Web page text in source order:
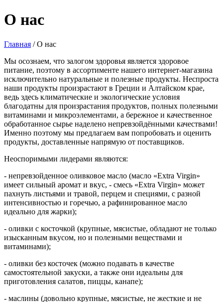
О нас
Главная / О нас
Мы осознаем, что залогом здоровья является здоровое
питание, поэтому в ассортименте нашего интернет-магазина
исключительно натуральные и полезные продукты. Неспроста
наши продукты произрастают в Греции и Алтайском крае,
ведь здесь климатические и экологические условия
благодатны для произрастания продуктов, полных полезными
витаминами и микроэлементами, а бережное и качественное
обработанное сырье наделено непревзойдёнными качествами!
Именно поэтому мы предлагаем вам попробовать и оценить
продукты, доставленные напрямую от поставщиков.
Неоспоримыми лидерами являются:
- непревзойденное оливковое масло (масло «Extra Virgin»
имеет сильный аромат и вкус, - смесь «Extra Virgin» может
пахнуть листьями и травой, перцем и специями, с разной
интенсивностью и горечью, а рафинированное масло
идеально для жарки);
- оливки с косточкой (крупные, мясистые, обладают не только
изысканным вкусом, но и полезными веществами и
витаминами);
- оливки без косточек (можно подавать в качестве
самостоятельной закуски, а также они идеальны для
приготовления салатов, пиццы, канапе);
- маслины (довольно крупные, мясистые, не жесткие и не